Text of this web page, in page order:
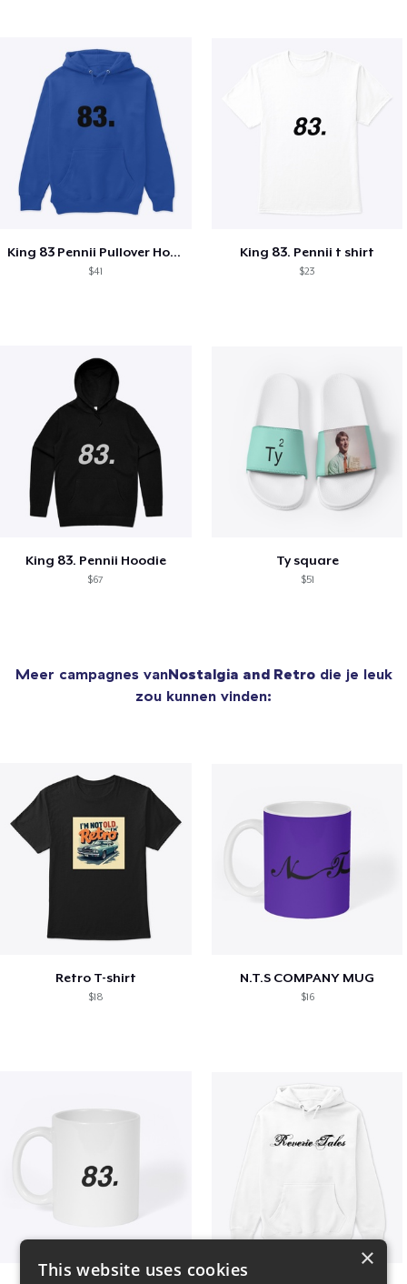
King 83 Pennii Pullover Hoodie
$41
King 83. Pennii t shirt
$23
King 83. Pennii Hoodie
$67
Ty square
$51
Meer campagnes vanNostalgia and Retrodie je leuk
zou kunnen vinden:
Retro T-shirt
$18
N.T.S COMPANY MUG
$16
×
This website uses cookies